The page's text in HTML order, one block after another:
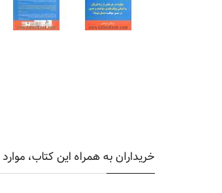
خریداران به همراه این کتاب،